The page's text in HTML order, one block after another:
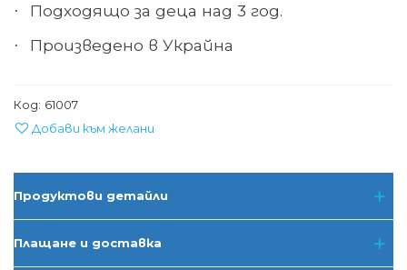
· Подходящо за деца над 3 год.
· Произведено в Украйна
Код: 61007
Добави към желани
Продуктови детайли
Плащане и доставка